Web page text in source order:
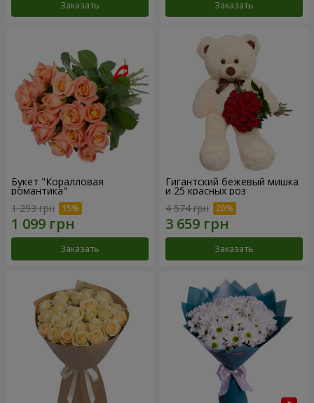
Заказать Заказать
Букет "Коралловая
романтика"
1 293 грн
Заказать
Гигантский бежевый мишка
и 25 красных роз
4 574 грн
Заказать